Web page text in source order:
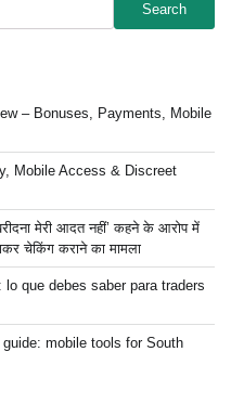
Search
– Bonuses, Payments, Mobile
Mobile Access & Discreet
मेरी आदत नहीं’ कहने के आरोप में
चेकिंग कराने का मामला
que debes saber para traders
mobile tools for South